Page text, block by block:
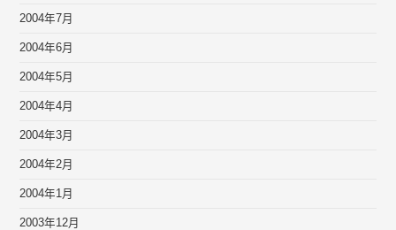
2004年7月
2004年6月
2004年5月
2004年4月
2004年3月
2004年2月
2004年1月
2003年12月